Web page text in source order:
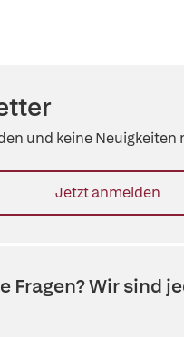
und keine Neuigkeiten
Jetzt anmelden
Fragen? Wir sind